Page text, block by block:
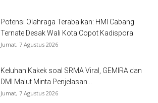
Potensi Olahraga Terabaikan: HMI Cabang
Ternate Desak Wali Kota Copot Kadispora
Jumat, 7 Agustus 2026
Keluhan Kakek soal SRMA Viral, GEMIRA dan
DMI Malut Minta Penjelasan...
Jumat, 7 Agustus 2026